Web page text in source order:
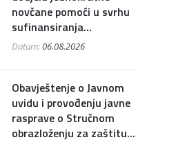
novčane pomoći u svrhu
sufinansiranja...
Datum:06.08.2026
Obavještenje o Javnom
uvidu i provođenju javne
rasprave o Stručnom
obrazloženju za zaštitu...